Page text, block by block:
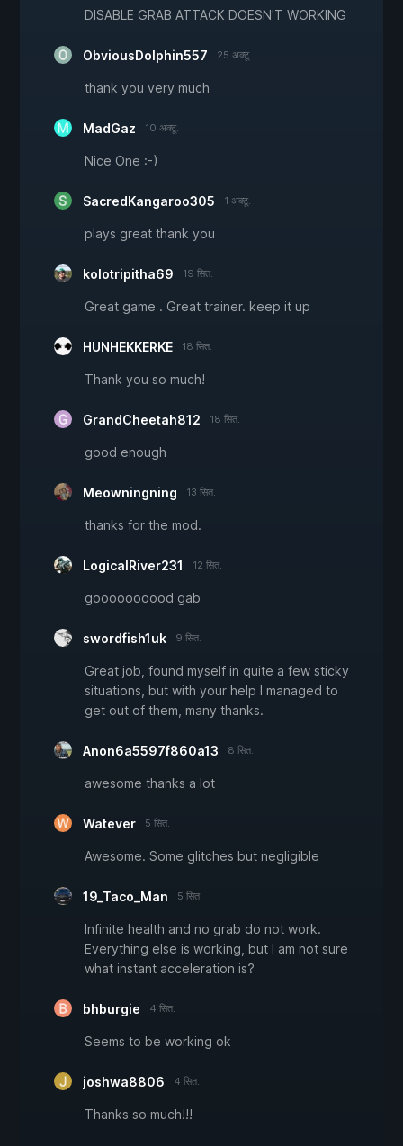
DISABLE GRAB ATTACK DOESN'T WORKING
ObviousDolphin557 25 अक्टू.
thank you very much
MadGaz 10 अक्टू.
Nice One :-)
SacredKangaroo305 1 अक्टू.
plays great thank you
kolotripitha69 19 सित.
Great game . Great trainer. keep it up
HUNHEKKERKE 18 सित.
Thank you so much!
GrandCheetah812 18 सित.
good enough
Meowningning 13 सित.
thanks for the mod.
LogicalRiver231 12 सित.
goooooooood gab
swordfish1uk 9 सित.
Great job, found myself in quite a few sticky
situations, but with your help I managed to
get out of them, many thanks.
Anon6a5597f860a13 8 सित.
awesome thanks a lot
Watever 5 सित.
Awesome. Some glitches but negligible
19_Taco_Man 5 सित.
Infinite health and no grab do not work.
Everything else is working, but I am not sure
what instant acceleration is?
bhburgie 4 सित.
Seems to be working ok
joshwa8806 4 सित.
Thanks so much!!!